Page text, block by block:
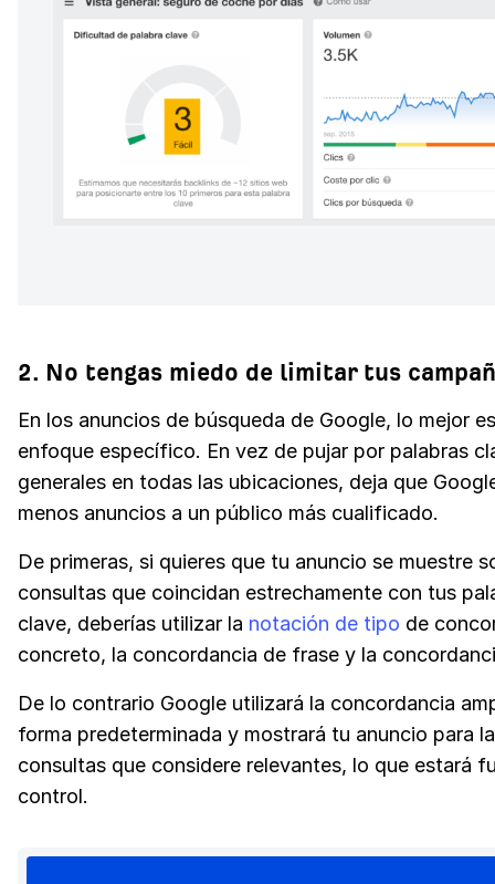
2. No tengas miedo de limitar tus
En los anuncios de búsqueda de Google, lo mejor
enfoque específico. En vez de pujar por palabras
generales en todas las ubicaciones, deja que
menos anuncios a un público más cualificado.
De primeras, si quieres que tu anuncio se muestre
consultas que coincidan estrechamente con tus
clave, deberías utilizar la notación de tipo de
concreto, la concordancia de frase y la
De lo contrario Google utilizará la concordancia
forma predeterminada y mostrará tu anuncio para
consultas que considere relevantes, lo que estará
control.